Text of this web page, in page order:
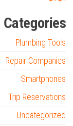
Categories
Plumbing Tools
Repair Companies
Smartphones
Trip Reservations
Uncategorized